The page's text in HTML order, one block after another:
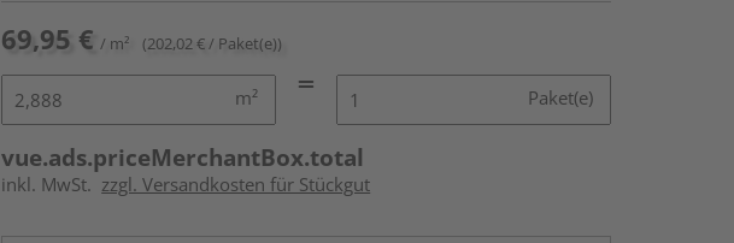
69,95 € / m² (202,02 € / Paket(e))
m² Paket(e)
vue.ads.priceMerchantBox.total
inkl. MwSt. zzgl. Versandkosten für Stückgut